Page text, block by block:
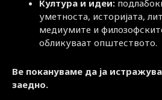
Култура и идеи:
уметноста, историјата,
медиумите и
обликуваат општеството.
Ве покануваме да ја
заедно.